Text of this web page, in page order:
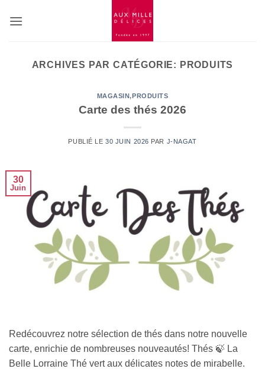
ARCHIVES PAR CATÉGORIE: PRODUITS
MAGASIN,PRODUITS
Carte des thés 2026
PUBLIÉ LE30 JUIN 2026 PAR J-NAGAT
30
Juin
Redécouvrez notre sélection de thés dans notre nouvelle
carte, enrichie de nombreuses nouveautés! Thés 🍃 La
Belle Lorraine Thé vert aux délicates notes de mirabelle.